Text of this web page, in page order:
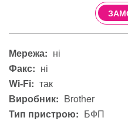
Мережа: ні
Факс: ні
Wi-Fi: так
Виробник: Brother
Тип пристрою: БФП